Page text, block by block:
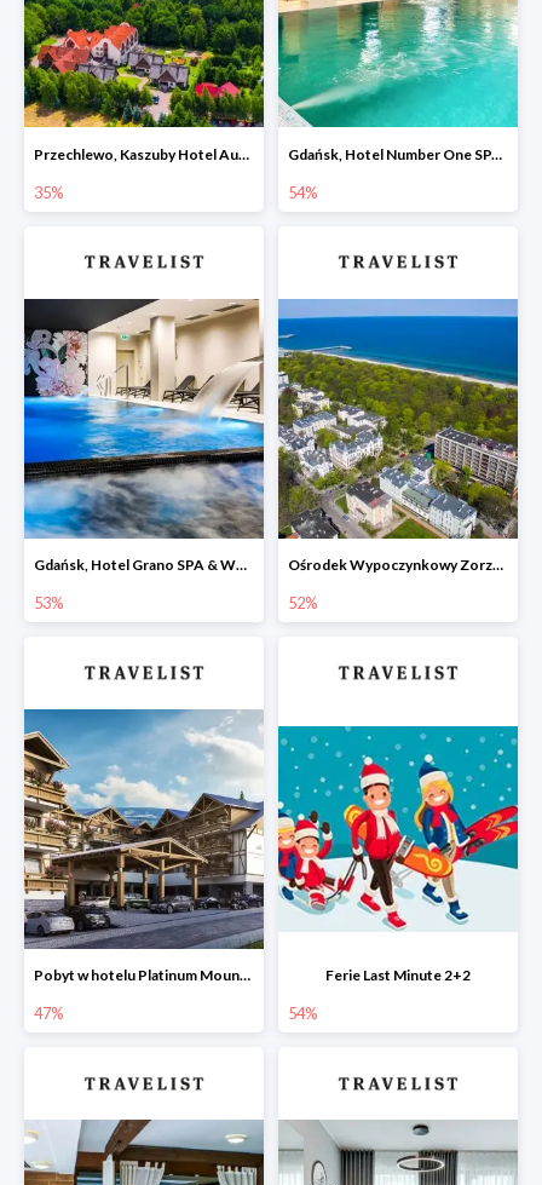
Przechlewo, Kaszuby Hotel Aubrecht Country SPA Resort -35%
35%
Gdańsk, Hotel Number One SPA & Wellness by Grano -54%
54%
Gdańsk, Hotel Grano SPA & Wellness -53%
53%
Ośrodek Wypoczynkowy Zorza Kołobrzeg -52%
52%
Pobyt w hotelu Platinum Mountain Hotel & SPA -47%
47%
Ferie Last Minute 2+2
54%